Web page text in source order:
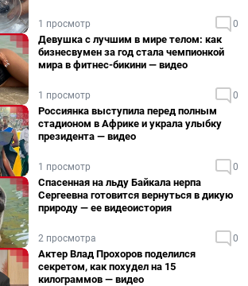
1 просмотр 0
Девушка с лучшим в мире телом: как
бизнесвумен за год стала чемпионкой
мира в фитнес-бикини — видео
1 просмотр 0
Россиянка выступила перед полным
стадионом в Африке и украла улыбку
президента — видео
1 просмотр 0
Спасенная на льду Байкала нерпа
Сергеевна готовится вернуться в дикую
природу — ее видеоистория
2 просмотра 0
Актер Влад Прохоров поделился
секретом, как похудел на 15
килограммов — видео